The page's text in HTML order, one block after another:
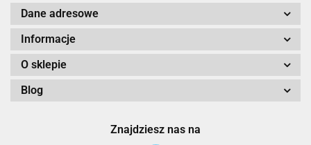
Dane adresowe
Informacje
O sklepie
Blog
Znajdziesz nas na